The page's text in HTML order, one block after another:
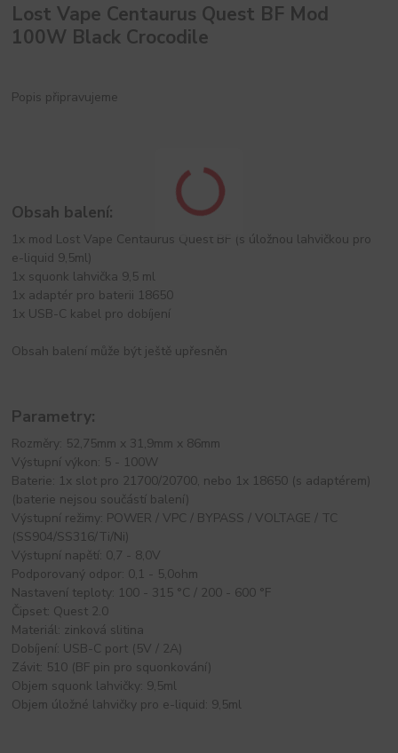
Lost Vape Centaurus Quest BF Mod
100W Black Crocodile
Popis připravujeme
Obsah balení:
1x mod Lost Vape Centaurus Quest BF (s úložnou lahvičkou pro
e-liquid 9,5ml)
1x squonk lahvička 9,5 ml
1x adaptér pro baterii 18650
1x USB-C kabel pro dobíjení
Obsah balení může být ještě upřesněn
Parametry:
Rozměry: 52,75mm x 31,9mm x 86mm
Výstupní výkon: 5 - 100W
Baterie: 1x slot pro 21700/20700, nebo 1x 18650 (s adaptérem)
(baterie nejsou součástí balení)
Výstupní režimy: POWER / VPC / BYPASS / VOLTAGE / TC
(SS904/SS316/Ti/Ni)
Výstupní napětí: 0,7 - 8,0V
Podporovaný odpor: 0,1 - 5,0ohm
Nastavení teploty: 100 - 315 °C / 200 - 600 °F
Čipset: Quest 2.0
Materiál: zinková slitina
Dobíjení: USB-C port (5V / 2A)
Závit: 510 (BF pin pro squonkování)
Objem squonk lahvičky: 9,5ml
Objem úložné lahvičky pro e-liquid: 9,5ml